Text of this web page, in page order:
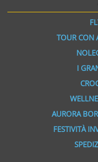
TOUR CON
I
AURORA
FESTIVITÀ